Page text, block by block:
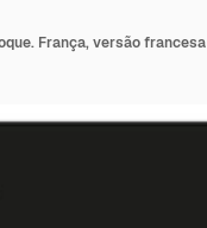
França, versão francesa